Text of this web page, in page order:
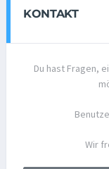
KONTAKT
Du hast Fragen,
Wir